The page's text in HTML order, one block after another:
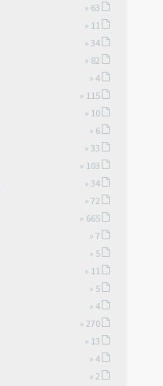
» 63
» 11
» 34
» 82
» 4
» 115
» 10
» 6
» 33
» 103
» 34
» 72
» 665
» 7
» 5
» 11
» 5
» 4
» 270
» 13
» 4
» 2